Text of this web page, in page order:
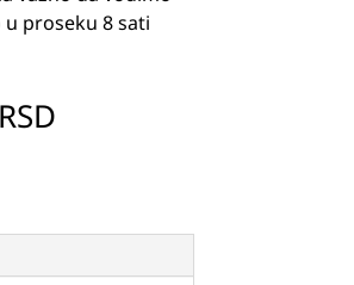
proseku 8 sati
RSD